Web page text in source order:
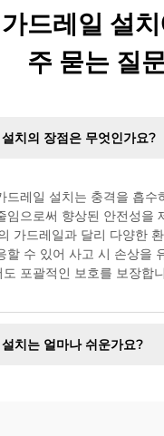
드레일 설
주 묻는 질
치의 장점은 무엇인가요?
드레일 설치는 충격을 흡수
임으로써 향상된 안전성을
가드레일과 달리 다양한
할 수 있어 사고 시 손상을
도 포괄적인 보호를 보장합
치는 얼마나 쉬운가요?